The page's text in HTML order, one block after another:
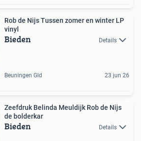
Rob de Nijs Tussen zomer en winter LP
vinyl
Bieden Details
Beuningen Gld 23 jun 26
Zeefdruk Belinda Meuldijk Rob de Nijs
de bolderkar
Bieden Details